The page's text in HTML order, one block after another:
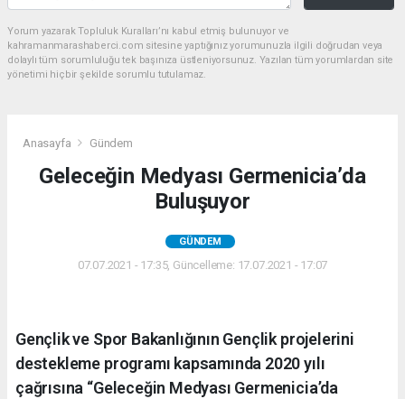
Yorum yazarak Topluluk Kuralları’nı kabul etmiş bulunuyor ve
kahramanmarashaberci.com sitesine yaptığınız yorumunuzla ilgili doğrudan veya
dolaylı tüm sorumluluğu tek başınıza üstleniyorsunuz. Yazılan tüm yorumlardan site
yönetimi hiçbir şekilde sorumlu tutulamaz.
Anasayfa Gündem
Geleceğin Medyası Germenicia’da
Buluşuyor
GÜNDEM
07.07.2021 - 17:35, Güncelleme: 17.07.2021 - 17:07
Gençlik ve Spor Bakanlığının Gençlik projelerini
destekleme programı kapsamında 2020 yılı
çağrısına “Geleceğin Medyası Germenicia’da